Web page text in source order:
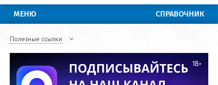
МЕНЮ СПРАВОЧНИК
Полезные ссылки